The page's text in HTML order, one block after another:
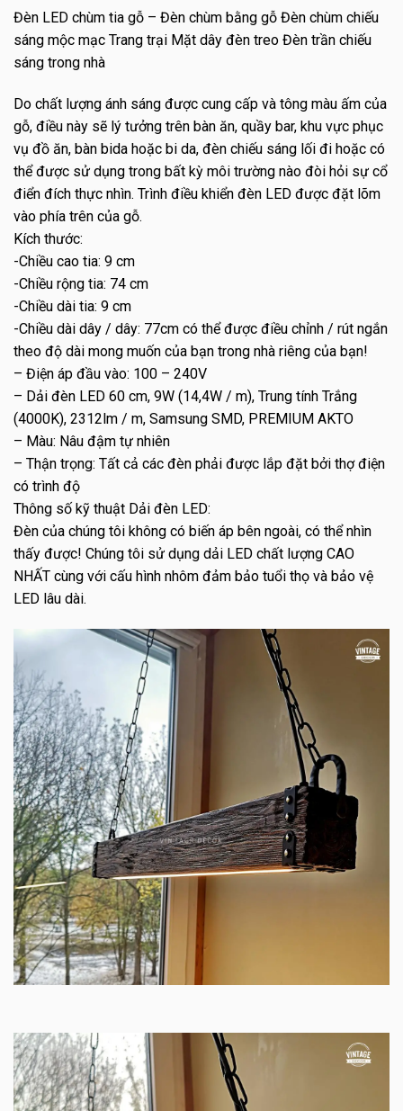
Đèn LED chùm tia gỗ – Đèn chùm bằng gỗ Đèn chùm chiếu
sáng mộc mạc Trang trại Mặt dây đèn treo Đèn trần chiếu
sáng trong nhà
Do chất lượng ánh sáng được cung cấp và tông màu ấm của
gỗ, điều này sẽ lý tưởng trên bàn ăn, quầy bar, khu vực phục
vụ đồ ăn, bàn bida hoặc bi da, đèn chiếu sáng lối đi hoặc có
thể được sử dụng trong bất kỳ môi trường nào đòi hỏi sự cổ
điển đích thực nhìn. Trình điều khiển đèn LED được đặt lõm
vào phía trên của gỗ.
Kích thước:
-Chiều cao tia: 9 cm
-Chiều rộng tia: 74 cm
-Chiều dài tia: 9 cm
-Chiều dài dây / dây: 77cm có thể được điều chỉnh / rút ngắn
theo độ dài mong muốn của bạn trong nhà riêng của bạn!
– Điện áp đầu vào: 100 – 240V
– Dải đèn LED 60 cm, 9W (14,4W / m), Trung tính Trắng
(4000K), 2312lm / m, Samsung SMD, PREMIUM AKTO
– Màu: Nâu đậm tự nhiên
– Thận trọng: Tất cả các đèn phải được lắp đặt bởi thợ điện
có trình độ
Thông số kỹ thuật Dải đèn LED:
Đèn của chúng tôi không có biến áp bên ngoài, có thể nhìn
thấy được! Chúng tôi sử dụng dải LED chất lượng CAO
NHẤT cùng với cấu hình nhôm đảm bảo tuổi thọ và bảo vệ
LED lâu dài.